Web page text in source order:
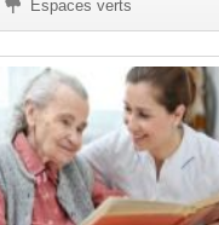
Espaces verts